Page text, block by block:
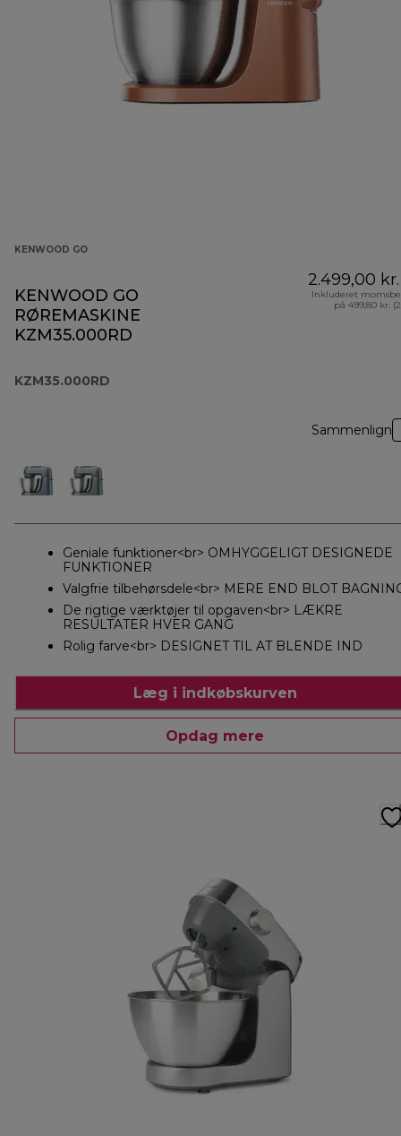
KENWOOD GO
KENWOOD GO
RØREMASKINE
KZM35.000RD
KZM35.000RD
2.499,00 kr.
Inkluderet
på 499,80 kr.
Sammenlign
Geniale funktioner<br> OMHYGGELIGT DESIGNEDE
FUNKTIONER
Valgfrie tilbehørsdele<br> MERE END BLOT
De rigtige værktøjer til opgaven<br> LÆKRE
RESULTATER HVER GANG
Rolig farve<br> DESIGNET TIL AT BLENDE IND
Læg i indkøbskurven
Opdag mere